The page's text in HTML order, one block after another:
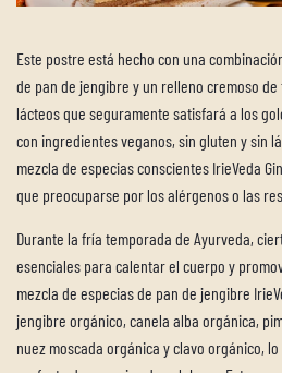
Este postre está hecho con una
de pan de jengibre y un relleno cremoso
lácteos que seguramente satisfará a los
con ingredientes veganos, sin gluten y sin
mezcla de especias conscientes IrieVeda
que preocuparse por los alérgenos o las
Durante la fría temporada de Ayurveda,
esenciales para calentar el cuerpo y
mezcla de especias de pan de jengibre
jengibre orgánico, canela alba orgánica,
nuez moscada orgánica y clavo orgánico,